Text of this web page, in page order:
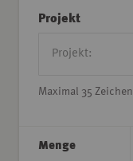
Projekt
Maximal 35 Zeichen
Menge